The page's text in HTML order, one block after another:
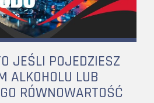
JEŚLI POJEDZIESZ
ALKOHOLU LUB
RÓWNOWARTOŚĆ